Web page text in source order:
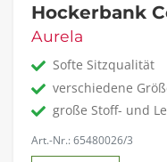
Hockerbank
Aurela
Softe Sitzqualität
verschiedene
große Stoff- und
Art.-Nr.: 65480026/3